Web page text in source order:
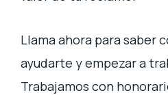
Llama ahora para saber
ayudarte y empezar a
Trabajamos con